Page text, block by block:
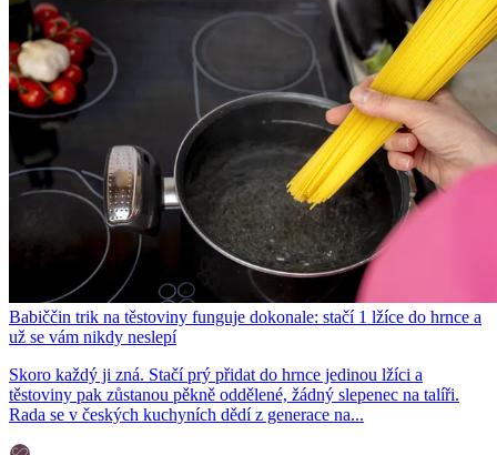
Babiččin trik na těstoviny funguje dokonale: stačí 1 lžíce do hrnce a
už se vám nikdy neslepí
Skoro každý ji zná. Stačí prý přidat do hrnce jedinou lžíci a
těstoviny pak zůstanou pěkně oddělené, žádný slepenec na talíři.
Rada se v českých kuchyních dědí z generace na...